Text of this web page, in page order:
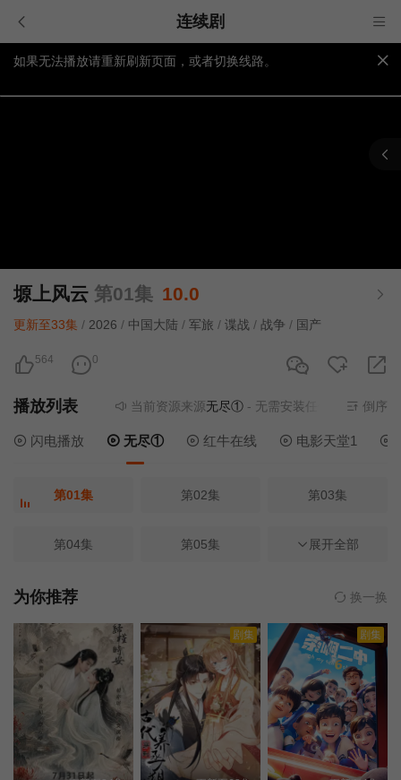
连续剧
如果无法播放请重新刷新页面，或者切换线路。
视频载入速度跟网速有关，请耐心等待几秒钟。
塬上风云 第01集 10.0
更新至33集 / 2026 / 中国大陆 / 军旅 / 谍战 / 战争 / 国产
564 0
播放列表 当前资源来源无尽①- 无需安装任何插件 倒序
闪电播放 无尽① 红牛在线 电影天堂1
第01集 第02集 第03集
第04集 第05集 第06集
第07集 第09集
第11集 第12集
第13集 第14集 第15集
第16集 第17集 第18集
展开全部
为你推荐 换一换
剧集 剧集